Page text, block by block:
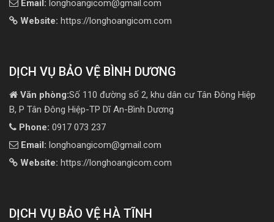
Email: longhoangicom@gmail.com
Website: https://longhoangicom.com
DỊCH VỤ BẢO VỆ BÌNH DƯƠNG
Văn phòng:Số 110 đường số 2, khu dân cư Tân Đông Hiệp
B, P Tân Đông Hiệp-TP Dĩ An-Bình Dương
Phone: 0917 073 237
Email: longhoangicom@gmail.com
Website: https://longhoangicom.com
DỊCH VỤ BẢO VỆ HÀ TĨNH